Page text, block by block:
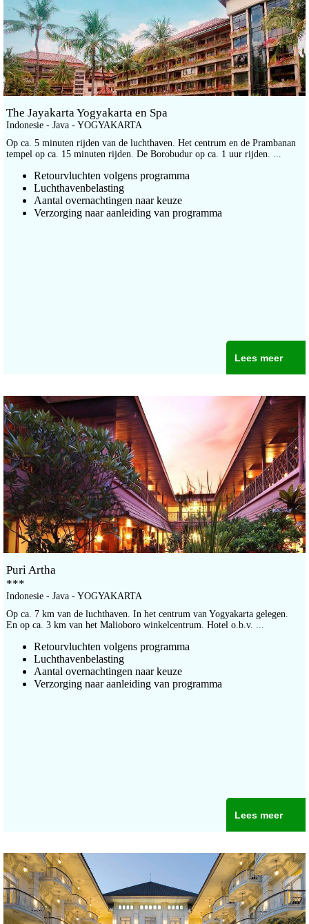
The Jayakarta Yogyakarta en Spa
Indonesie - Java - YOGYAKARTA
Op ca. 5 minuten rijden van de luchthaven. Het centrum en de Prambanan
tempel op ca. 15 minuten rijden. De Borobudur op ca. 1 uur rijden. ...
Retourvluchten volgens programma
Luchthavenbelasting
Aantal overnachtingen naar keuze
Verzorging naar aanleiding van programma
Lees meer
Puri Artha
***
Indonesie - Java - YOGYAKARTA
Op ca. 7 km van de luchthaven. In het centrum van Yogyakarta gelegen.
En op ca. 3 km van het Malioboro winkelcentrum. Hotel o.b.v. ...
Retourvluchten volgens programma
Luchthavenbelasting
Aantal overnachtingen naar keuze
Verzorging naar aanleiding van programma
Lees meer